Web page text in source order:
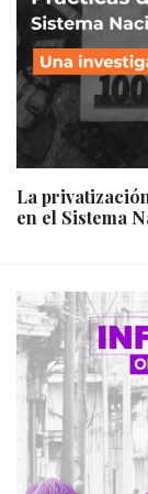
La
en el Sistema